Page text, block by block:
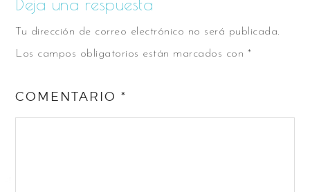
Deja una respuesta
Tu dirección de correo electrónico no será publicada.
Los campos obligatorios están marcados con *
COMENTARIO*